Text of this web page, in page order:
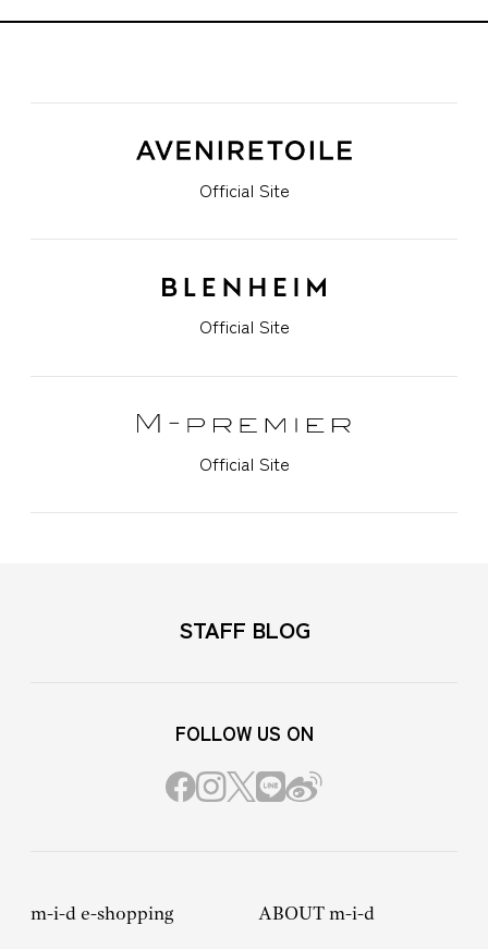
Official Site
Official Site
Official Site
STAFF BLOG
FOLLOW US ON
m-i-d e-shopping ABOUT m-i-d